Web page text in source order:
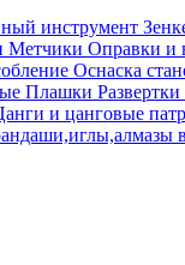
инструмент
Метчики Оправки и
Оснаска
Плашки Развертки
и цанговые